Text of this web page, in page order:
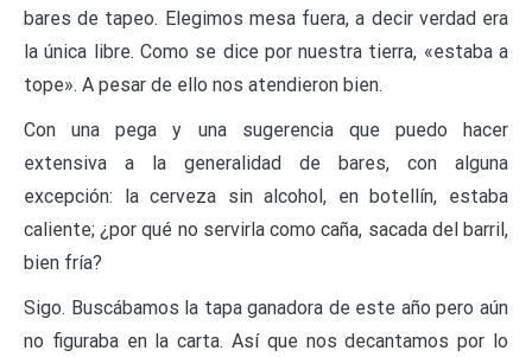
bares de tapeo. Elegimos mesa fuera, a decir verdad era
la única libre. Como se dice por nuestra tierra, «estaba a
tope». A pesar de ello nos atendieron bien.
Con una pega y una sugerencia que puedo hacer
extensiva a la generalidad de bares, con alguna
excepción: la cerveza sin alcohol, en botellín, estaba
caliente; ¿por qué no servirla como caña, sacada del barril,
bien fría?
Sigo. Buscábamos la tapa ganadora de este año pero aún
no figuraba en la carta. Así que nos decantamos por lo